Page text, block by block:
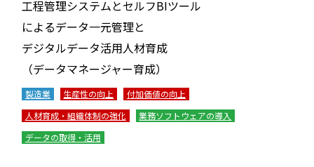
工程管理システムとセルフBIツール
によるデータ一元管理と
デジタルデータ活用人材育成
（データマネージャー育成）
製造業 生産性の向上
付加価値の向上
人材育成・組織体制の強化
業務ソフトウェアの導入
データの取得・活用